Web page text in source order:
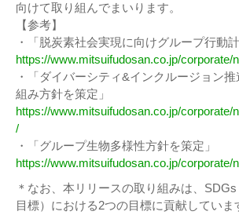
向けて取り組んでまいります。
【参考】
・「脱炭素社会実現に向けグループ行動計
https://www.mitsuifudosan.co.jp/corporate/
・「ダイバーシティ&インクルージョン
組み方針を策定」
https://www.mitsuifudosan.co.jp/corporate/
/
・「グループ生物多様性方針を策定」
https://www.mitsuifudosan.co.jp/corporate/
＊なお、本リリースの取り組みは、
目標）における2つの目標に貢献していま